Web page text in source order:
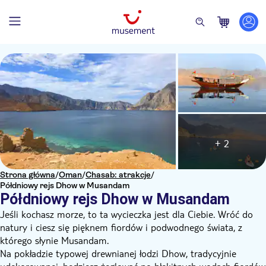
Strona główna/Oman/Chasab: atrakcje/
Półdniowy rejs Dhow w Musandam
Półdniowy rejs Dhow w Musandam
+ 2
Jeśli kochasz morze, to ta wycieczka jest dla Ciebie. Wróć do
natury i ciesz się pięknem fiordów i podwodnego świata, z
którego słynie Musandam.
Na pokładzie typowej drewnianej łodzi Dhow, tradycyjnie